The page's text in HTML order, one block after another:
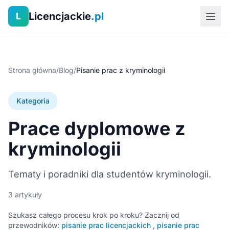
L Licencjackie.pl
Strona główna/Blog/Pisanie prac z kryminologii
Kategoria
Prace dyplomowe z
kryminologii
Tematy i poradniki dla studentów kryminologii.
3 artykuły
Szukasz całego procesu krok po kroku? Zacznij od
przewodników: pisanie prac licencjackich , pisanie prac